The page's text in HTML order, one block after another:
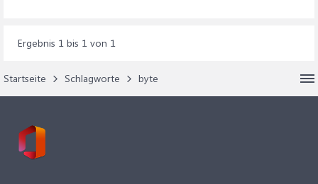
Ergebnis 1 bis 1 von 1
Startseite Schlagworte byte